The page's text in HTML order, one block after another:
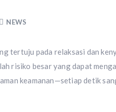
NEWS
tertuju pada relaksasi dan
risiko besar yang dapat
keamanan—setiap detik